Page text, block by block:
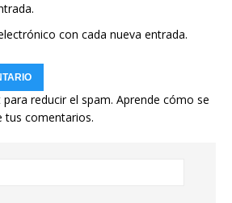
con cada nueva entrada.
reducir el spam. Aprende cómo se
tus comentarios.